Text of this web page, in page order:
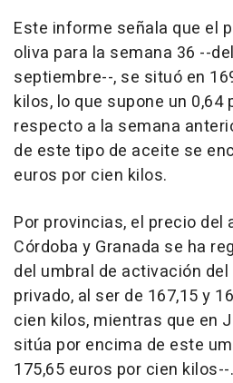
Este informe señala que el
oliva para la semana 36 --
septiembre--, se situó en
kilos, lo que supone un 0,64
respecto a la semana
de este tipo de aceite se
euros por cien kilos.
Por provincias, el precio del
Córdoba y Granada se ha
del umbral de activación
privado, al ser de 167,15 y
cien kilos, mientras que en
sitúa por encima de este
175,65 euros por cien kilos--.